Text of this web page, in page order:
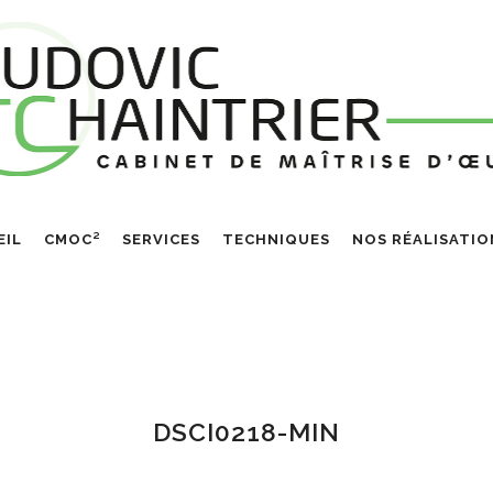
CMOC² SERVICES TECHNIQUES NOS
DSCI0218-MIN